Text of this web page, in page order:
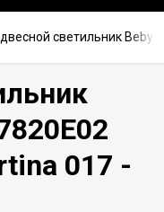
светильник Beby
017 -